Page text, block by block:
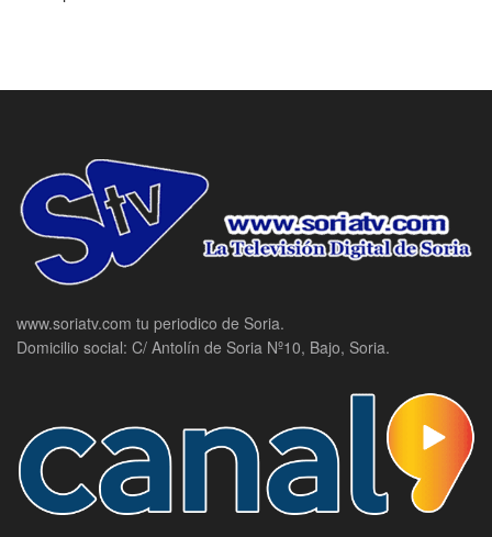
www.soriatv.com tu periodico de Soria.
Domicilio social: C/ Antolín de Soria Nº10, Bajo, Soria.